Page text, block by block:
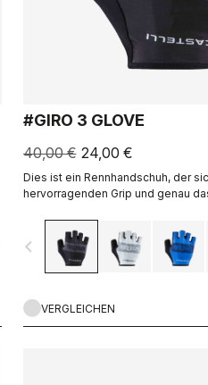
#GIRO 3 GLOVE
40,00 € 24,00 €
Dies ist ein Rennhandschuh, der
hervorragenden Grip und genau
navigate_before
VERGLEICHEN